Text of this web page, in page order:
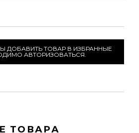
ДОБАВИТЬ ТОВАР В ИЗБРАННЫЕ
АВТОРИЗОВАТЬСЯ.
ТОВАРА